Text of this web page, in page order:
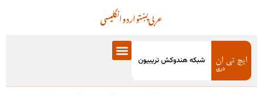
انگلیسیاردوپښتوعربی